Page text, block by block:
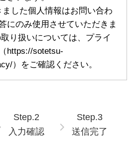
ました個人情報はお問い合わ
にのみ使用させていただきま
り扱いについては、プライ
https://sotetsu-
）をご確認ください。
Step.2
入力確認
Step.3
送信完了